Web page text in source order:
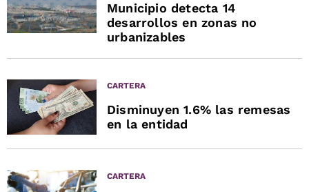
Municipio detecta 14
desarrollos en zonas no
urbanizables
CARTERA
Disminuyen 1.6% las remesas
en la entidad
CARTERA